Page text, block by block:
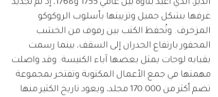
الدير، الذي أعيد بناؤه بين عامي 1755 و1768، إذ تم تجديد
غرفها بشكل جميل وتزيينها بأسلوب الروكوكو
المزخرف. وتُحفظ الكتب بين رفوف من الخشب
المحفور بارتفاع الجدران إلى السقف، بينما رسمت
بقبابه لوحات يمثل بعضها آباء الكنيسة. وقد واصلت
مهمتها في جمع الأعمال المكتوبة وتفتخر بمجموعة
تضم أكثر من 170.000 مجلد، ويعود تاريخ الكثير منها